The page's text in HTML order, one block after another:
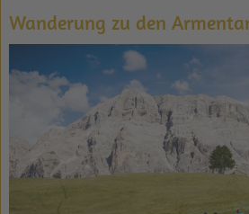
Wanderung zu den